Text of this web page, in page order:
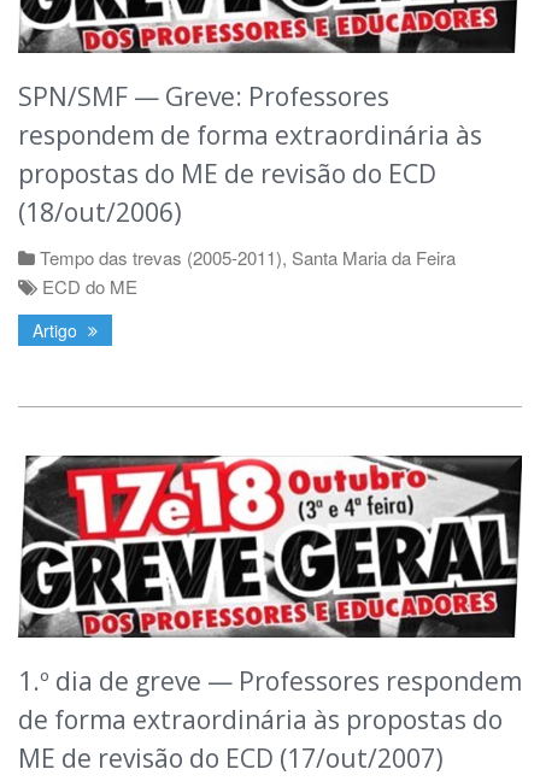
SPN/SMF — Greve: Professores
respondem de forma extraordinária às
propostas do ME de revisão do ECD
(18/out/2006)
Tempo das trevas (2005-2011), Santa Maria da Feira
ECD do ME
Artigo
1.º dia de greve — Professores respondem
de forma extraordinária às propostas do
ME de revisão do ECD (17/out/2007)